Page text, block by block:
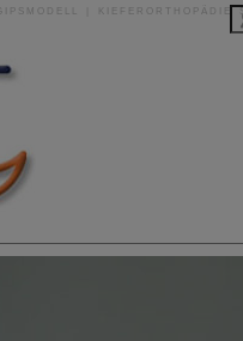
| KIEFERORTHOPÄDIE